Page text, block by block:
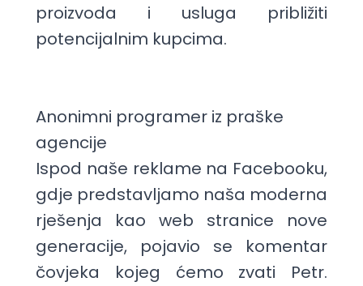
proizvoda i usluga približiti
potencijalnim kupcima.
Anonimni programer iz praške
agencije
Ispod naše reklame na Facebooku,
gdje predstavljamo naša moderna
rješenja kao web stranice nove
generacije, pojavio se komentar
čovjeka kojeg ćemo zvati Petr.